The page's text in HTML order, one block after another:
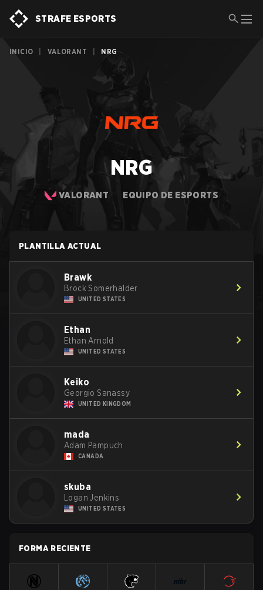
STRAFE ESPORTS
INICIO VALORANT NRG
NRG
VALORANT EQUIPO DE ESPORTS
PLANTILLA ACTUAL
Brawk
Brock Somerhalder
UNITED STATES
Ethan
Ethan Arnold
UNITED STATES
Keiko
Georgio Sanassy
UNITED KINGDOM
mada
Adam Pampuch
CANADA
skuba
Logan Jenkins
UNITED STATES
FORMA RECIENTE